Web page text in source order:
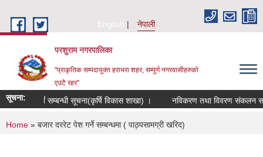
English
नेपाली
परशुराम नगरपालिका
"प्राकृतिक सम्पदायुक्त हराभरा शहर, सम्पुर्ण नगरवासीहरुकाे
एउटै रहर"
सूचना:
दर्ता गर्ने सम्बन्धी सूचना(कृर्षि विकास शाखा) । नविकरण तथा विवरण संकलन
You are here
Home » बजार दररेट पेश गर्ने सम्बन्धमा ( पाठ्यसामग्री खरिद)